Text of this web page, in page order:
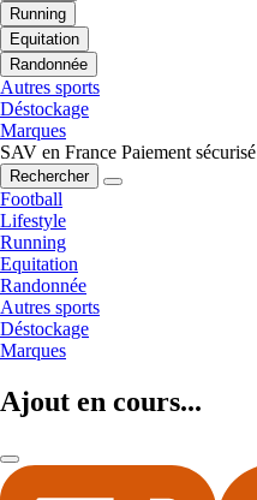
Running
Equitation
Randonnée
Autres sports
Déstockage
Marques
SAV en France Paiement sécurisé
Rechercher
Football
Lifestyle
Running
Equitation
Randonnée
Autres sports
Déstockage
Marques
Ajout en cours...